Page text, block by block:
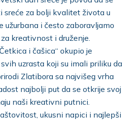
sreće za bolji kvalitet života u
užurbana i često zaboravljamo
kreativnost i druženje.
i čašica“ okupio je
uzrasta koji su imali priliku da
Zlatibora sa najvišeg vrha
najbolji put da se otkrije svoj
naši kreativni putnici.
ukusni napici i najlepši